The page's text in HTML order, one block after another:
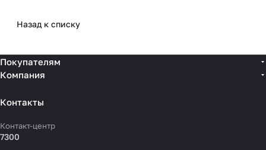
Назад к списку
Покупателям
Компания
Контакты
Контакт-центр
7300